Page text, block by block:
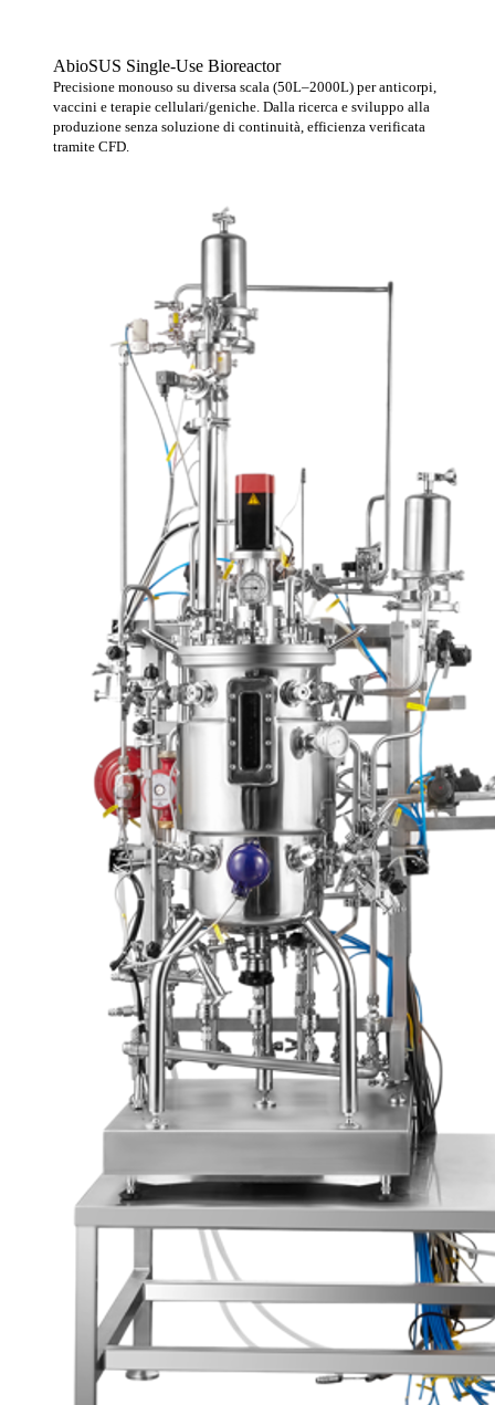
AbioSUS Single-Use Bioreactor
Precisione monouso su diversa scala (50L–2000L) per anticorpi,
vaccini e terapie cellulari/geniche. Dalla ricerca e sviluppo alla
produzione senza soluzione di continuità, efficienza verificata
tramite CFD.